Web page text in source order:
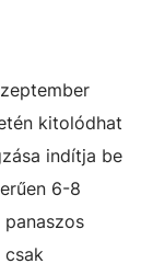
kitolódhat
indítja be
6-8
csak